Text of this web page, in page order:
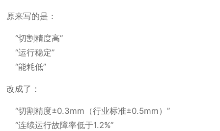
原来写的是：
“切割精度高”
“运行稳定”
“能耗低”
改成了：
“切割精度±0.3mm（行业标准±0.5mm）”
“连续运行故障率低于1.2%”